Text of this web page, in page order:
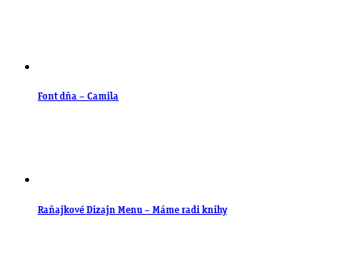
Font dňa – Camila
Raňajkové Dizajn Menu – Máme radi knihy